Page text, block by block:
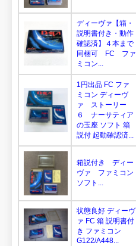
ディーヴァ【箱・
説明書付き・動作
確認済】４本まで
同梱可 FC ファ
ミコン...
1円出品 FC ファ
ミコン ディーヴ
ァ ストーリー
６ ナーサティア
の玉座 ソフト 箱
説付 起動確認済...
箱説付き ディー
ヴァ ファミコン
ソフト...
状態良好 ディーヴ
ァ FC 箱 説明書付
き ファミコン
G122/A448...